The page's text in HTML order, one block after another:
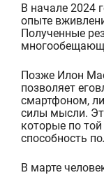
В начале 2024
опыте
Полученные
Позже Илон
позволяет
смартфоном,
силы мысли.
которые по
способность
В марте